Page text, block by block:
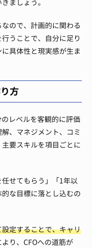
ましょう。
ので、計画的に関わる
うことで、自分に足り
具体性と現実感が生ま
方
レベルを客観的に評価
、マネジメント、コミ
要スキルを項目ごとに
せてもらう」「1年以
な目標に落とし込むの
定することで、キャリ
り、CFOへの道筋が